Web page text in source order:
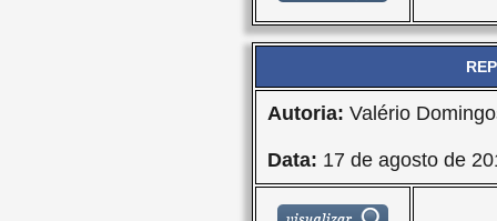
Autoria: Valério
Data: 17 de agosto de